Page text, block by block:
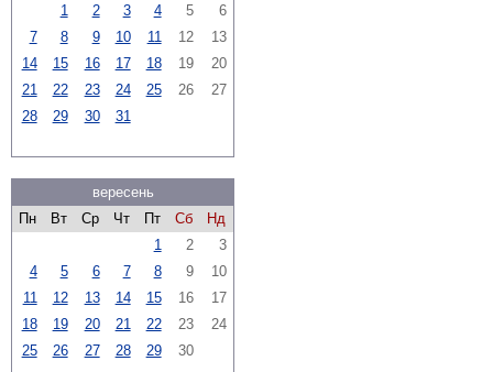
1
2 3 4 5
6
7
8 9 10 11 12
13
14
15 16 17 18 19
20
21
22 23 24 25 26
27
28
29 30 31
вересень
Пн
Вт Ср Чт Пт Сб
Нд
1
2
3
4
5 6 7 8 9
10
11
12 13 14 15 16
17
18
19 20 21 22 23
24
25
26 27 28 29 30